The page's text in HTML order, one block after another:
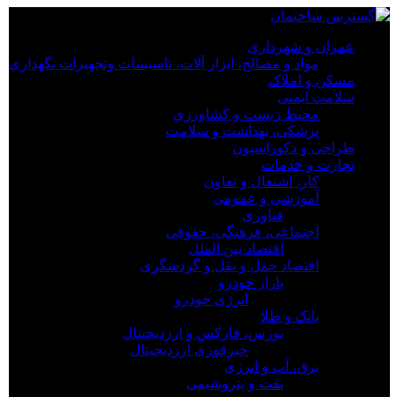
عمران و شهرداری
مواد و مصالح، ابزار آلات، تاسیسات وتجهیزات نگهداری
مسکن و املاک
سلامت ایمنی
محیط زیست و کشاورزی
پزشکی، بهداشت و سلامت
طراحی و دکوراسیون
تجارت و خدمات
کار، اشتغال و تعاون
آموزشی و عمومی
فناوری
اجتماعی، فرهنگی، حقوقی
اقتصاد بین الملل
اقتصاد حمل و نقل و گردشگری
بازار خودرو
انرژی خودرو
بانک و طلا
بورس، فارکس و ارزدیجیتال
خبرفوری ارزدیجیتال
برق، آب و انرژی
نفت و پتروشیمی
×
عمران و شهرداری
مواد و مصالح، ابزار آلات، تاسیسات وتجهیزات نگهداری
مسکن و املاک
سلامت ایمنی
محیط زیست و کشاورزی
پزشکی، بهداشت و سلامت
طراحی و دکوراسیون
تجارت و خدمات
کار، اشتغال و تعاون
آموزشی و عمومی
فناوری
اجتماعی، فرهنگی، حقوقی
اقتصاد بین الملل
اقتصاد حمل و نقل و گردشگری
بازار خودرو
بانک و طلا
بورس، فارکس و ارزدیجیتال
خبرفوری ارزدیجیتال
برق، آب و انرژی